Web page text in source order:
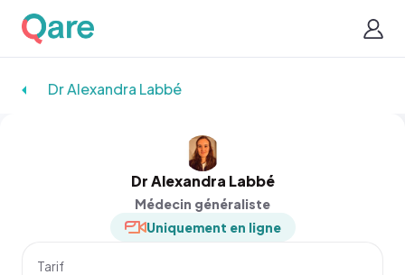
Dr Alexandra Labbé
Dr Alexandra Labbé
Médecin généraliste
Uniquement en ligne
Tarif